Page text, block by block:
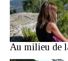
Au milieu de